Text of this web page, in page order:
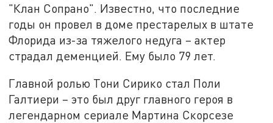
"Клан Сопрано". Известно, что последние
годы он провел в доме престарелых в штате
Флорида из-за тяжелого недуга – актер
страдал деменцией. Ему было 79 лет.
Главной ролью Тони Сирико стал Поли
Галтиери – это был друг главного героя в
легендарном сериале Мартина Скорсезе